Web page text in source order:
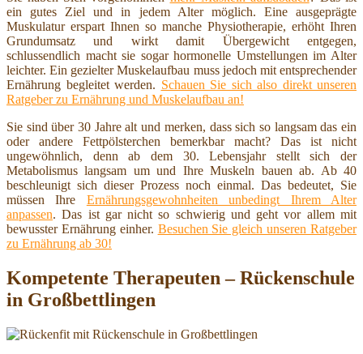
ein gutes Ziel und in jedem Alter möglich. Eine ausgeprägte
Muskulatur erspart Ihnen so manche Physiotherapie, erhöht Ihren
Grundumsatz und wirkt damit Übergewicht entgegen,
schlussendlich macht sie sogar hormonelle Umstellungen im Alter
leichter. Ein gezielter Muskelaufbau muss jedoch mit entsprechender
Ernährung begleitet werden. Schauen Sie sich also direkt unseren
Ratgeber zu Ernährung und Muskelaufbau an!
Sie sind über 30 Jahre alt und merken, dass sich so langsam das ein
oder andere Fettpölsterchen bemerkbar macht? Das ist nicht
ungewöhnlich, denn ab dem 30. Lebensjahr stellt sich der
Metabolismus langsam um und Ihre Muskeln bauen ab. Ab 40
beschleunigt sich dieser Prozess noch einmal. Das bedeutet, Sie
müssen Ihre Ernährungsgewohnheiten unbedingt Ihrem Alter
anpassen. Das ist gar nicht so schwierig und geht vor allem mit
bewusster Ernährung einher. Besuchen Sie gleich unseren Ratgeber
zu Ernährung ab 30!
Kompetente Therapeuten – Rückenschule
in Großbettlingen